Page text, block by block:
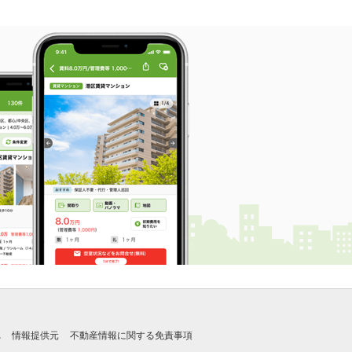
情報提供元 不動産情報に関する免責事項